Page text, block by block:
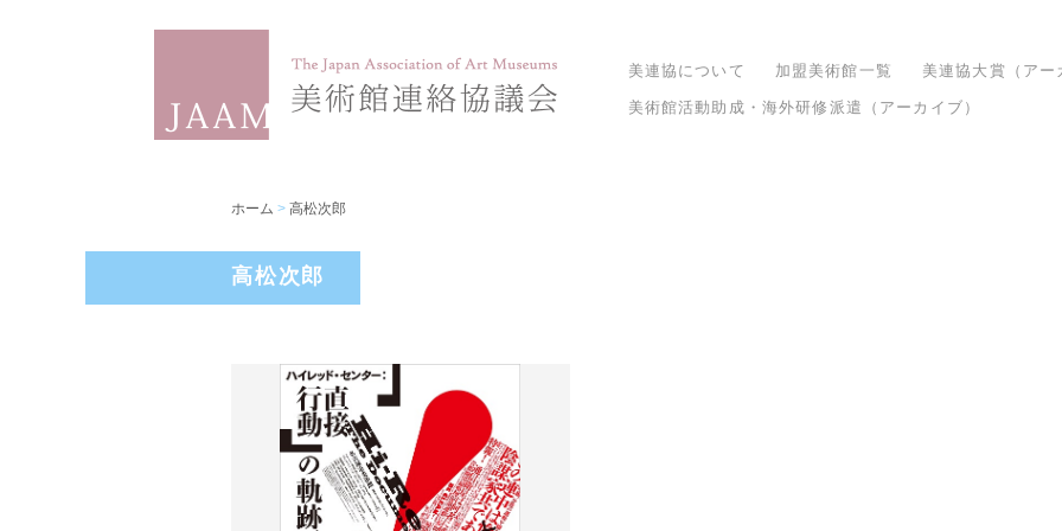
美連協について 加盟美術館一覧 美連協大賞（アー
美術館活動助成・海外研修派遣（アーカイブ）
ホーム > 高松次郎
高松次郎